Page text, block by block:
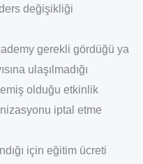
değişikliği
gerekli gördüğü ya
ulaşılmadığı
olduğu etkinlik
iptal etme
için eğitim ücreti